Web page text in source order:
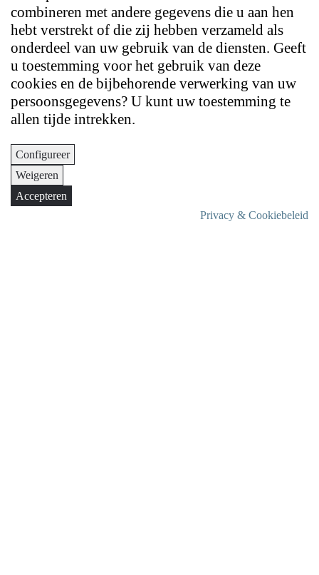
combineren met andere gegevens die u aan hen
hebt verstrekt of die zij hebben verzameld als
onderdeel van uw gebruik van de diensten. Geeft
u toestemming voor het gebruik van deze
cookies en de bijbehorende verwerking van uw
persoonsgegevens? U kunt uw toestemming te
allen tijde intrekken.
Configureer
Weigeren
Accepteren
Privacy & Cookiebeleid